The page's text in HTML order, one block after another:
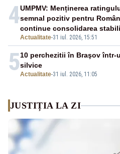
4
Actualitate-31 iul. 2026, 15:51
UMPMV: Menținerea
semnal pozitiv pentru
continue consolidarea
financiare
5Actualitate-31 iul. 2026, 11:05
10 perchezitii în Braşov
silvice
JUSTIȚIA LA ZI